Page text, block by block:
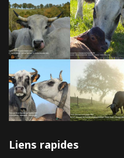
Liens rapides